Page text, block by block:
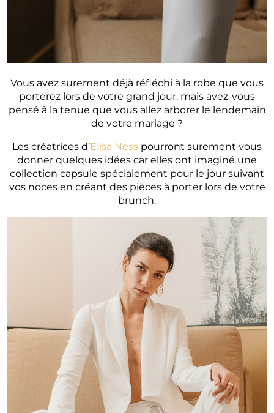
Vous avez surement déjà réfléchi à la robe que vous
porterez lors de votre grand jour, mais avez-vous
pensé à la tenue que vous allez arborer le lendemain
de votre mariage ?
Les créatrices d’Elisa Ness pourront surement vous
donner quelques idées car elles ont imaginé une
collection capsule spécialement pour le jour suivant
vos noces en créant des pièces à porter lors de votre
brunch.